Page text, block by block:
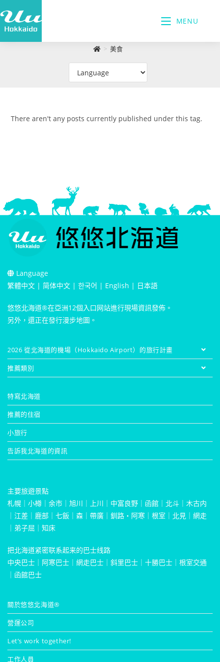
MENU
> 美食
There aren't any posts currently published under this tag.
Language
繁體中文 | 简体中文 | 한국어 | English | 日本語
悠悠北海道®在亞洲12個入口网站進行現場資訊發佈。
另外，還正在發行漫步地圖。
2026 從北海道的機場（Hokkaido Airport）的旅行計畫
推薦類別
特寫北海道
推薦的住宿
小旅行
告訴我北海道的資訊
主要旅遊景點
札幌 ｜ 小樽 ｜ 余市 ｜ 旭川 ｜ 上川 ｜ 中富良野 ｜ 函館 ｜ 北斗 ｜ 木古内
｜ 江差 ｜ 鹿部 ｜ 七飯 ｜ 森 ｜ 帶廣 ｜ 釧路・阿寒 ｜ 根室 ｜ 北見 ｜ 網走
｜ 弟子屈 ｜ 知床
把北海道紧密联系起来的巴士线路
中央巴士 ｜ 阿寒巴士 ｜ 網走巴士 ｜ 斜里巴士 ｜ 十勝巴士 ｜ 根室交通
｜ 函館巴士
關於悠悠北海道®
營運公司
Let’s work together!
工作人員